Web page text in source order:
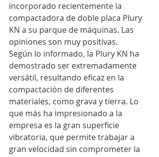
incorporado recientemente la
compactadora de doble placa Plury
KN a su parque de máquinas. Las
opiniones son muy positivas.
Según lo informado, la Plury KN ha
demostrado ser extremadamente
versátil, resultando eficaz en la
compactación de diferentes
materiales, como grava y tierra. Lo
que más ha impresionado a la
empresa es la gran superficie
vibratoria, que permite trabajar a
gran velocidad sin comprometer la